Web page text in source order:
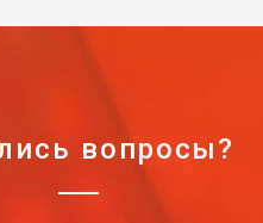
вопросы?